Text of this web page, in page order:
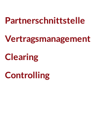
Partnerschnittstelle
Vertragsmanagement
Clearing
Controlling